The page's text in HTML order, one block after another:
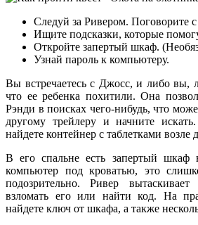
Следуй за Ривером. Поговорите
Ищите подсказки, которые
Откройте запертый шкаф.
Узнай пароль к компьютеру.
Вы встречаетесь с Джосс, и либо вы,
что ее ребенка похитили. Она
Рэнди в поисках чего-нибудь, что
другому трейлеру и начните
найдете контейнер с таблетками возле
В его спальне есть запертый шкаф
компьютер под кроватью, это
подозрительно. Ривер
взломать его или найти код. На
найдете ключ от шкафа, а также